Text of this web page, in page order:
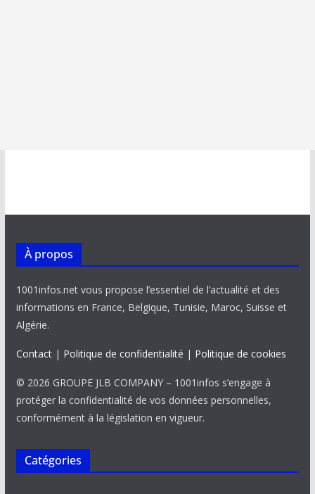
À propos
1001infos.net vous propose l’essentiel de l’actualité et des
informations en France, Belgique, Tunisie, Maroc, Suisse et
Algérie.
Contact| Politique de confidentialité | Politique de cookies
© 2026 GROUPE JLB COMPANY – 1001infos s’engage à
protéger la confidentialité de vos données personnelles,
conformément à la législation en vigueur.
Catégories